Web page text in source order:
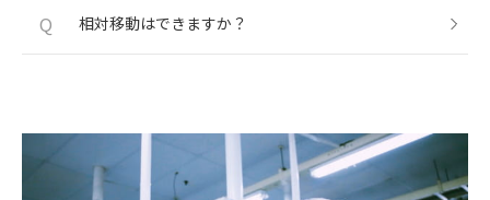
Q 相対移動はできますか？